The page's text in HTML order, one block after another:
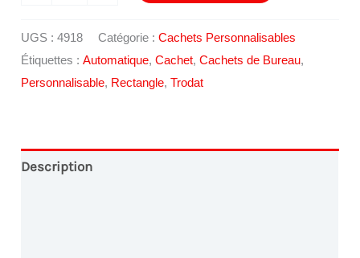
Trodat
UGS :4918 Catégorie :Cachets Personnalisables
Étiquettes :Automatique,Cachet,Cachets de Bureau,
Personnalisable, Rectangle,Trodat
Description